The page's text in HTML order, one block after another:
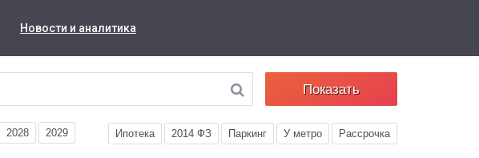
Новости и аналитика
Показать
2028 2029 Ипотека 2014 ФЗ Паркинг У метро Рассрочка